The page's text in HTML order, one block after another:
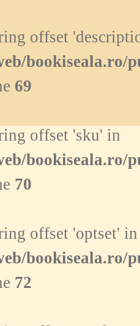
offset
bookiseala.ro/
69
offset 'sku' in
bookiseala.ro/
70
offset 'optset' in
bookiseala.ro/
72